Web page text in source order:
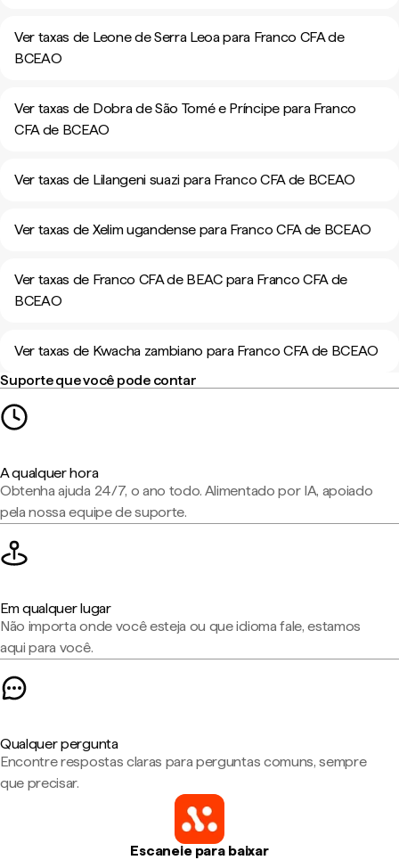
Ver taxas de Leone de Serra Leoa para Franco CFA de
BCEAO
Ver taxas de Dobra de São Tomé e Príncipe para Franco
CFA de BCEAO
Ver taxas de Lilangeni suazi para Franco CFA de BCEAO
Ver taxas de Xelim ugandense para Franco CFA de BCEAO
Ver taxas de Franco CFA de BEAC para Franco CFA de
BCEAO
Ver taxas de Kwacha zambiano para Franco CFA de BCEAO
Suporte que você pode contar
A qualquer hora
Obtenha ajuda 24/7, o ano todo. Alimentado por IA, apoiado
pela nossa equipe de suporte.
Em qualquer lugar
Não importa onde você esteja ou que idioma fale, estamos
aqui para você.
Qualquer pergunta
Encontre respostas claras para perguntas comuns, sempre
que precisar.
Escaneie para baixar